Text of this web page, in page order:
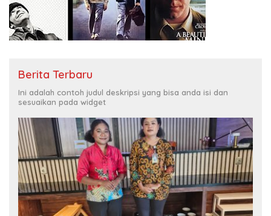
Berita Terbaru
Ini adalah contoh judul deskripsi yang bisa anda isi dan
sesuaikan pada widget